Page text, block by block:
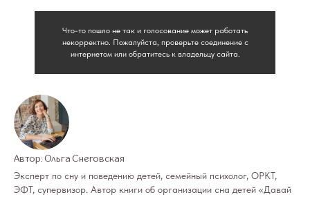
Что-то пошло не так и голосование может работать
некорректно. Пожалуйста, проверьте соединение с
интернетом или обратитесь к владельцу сайта.
Автор: Ольга Снеговская
Эксперт по сну и поведению детей, семейный психолог, ОРКТ,
ЭФТ, супервизор. Автор книги об организации сна детей «Давай